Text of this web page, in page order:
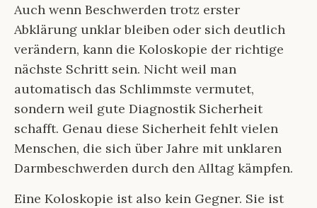
Auch wenn Beschwerden trotz erster
Abklärung unklar bleiben oder sich deutlich
verändern, kann die Koloskopie der richtige
nächste Schritt sein. Nicht weil man
automatisch das Schlimmste vermutet,
sondern weil gute Diagnostik Sicherheit
schafft. Genau diese Sicherheit fehlt vielen
Menschen, die sich über Jahre mit unklaren
Darmbeschwerden durch den Alltag kämpfen.
Eine Koloskopie ist also kein Gegner. Sie ist